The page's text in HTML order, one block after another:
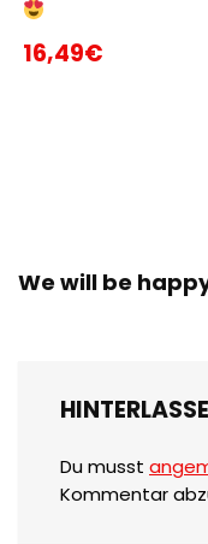
16,49€
We will be
Du musst
Kommentar